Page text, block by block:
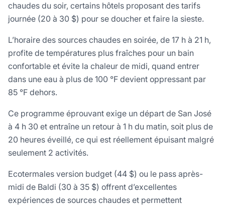
chaudes du soir, certains hôtels proposant des tarifs
journée (20 à 30 $) pour se doucher et faire la sieste.
L’horaire des sources chaudes en soirée, de 17 h à 21 h,
profite de températures plus fraîches pour un bain
confortable et évite la chaleur de midi, quand entrer
dans une eau à plus de 100 °F devient oppressant par
85 °F dehors.
Ce programme éprouvant exige un départ de San José
à 4 h 30 et entraîne un retour à 1 h du matin, soit plus de
20 heures éveillé, ce qui est réellement épuisant malgré
seulement 2 activités.
Ecotermales version budget (44 $) ou le pass après-
midi de Baldi (30 à 35 $) offrent d’excellentes
expériences de sources chaudes et permettent